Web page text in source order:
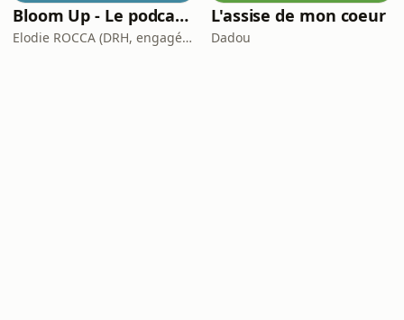
Bloom Up - Le podcast des parents d'aujourd'hui
Elodie ROCCA (DRH, engagée pour une parentalité épanouie)
L'assise de mon coeur
Dadou